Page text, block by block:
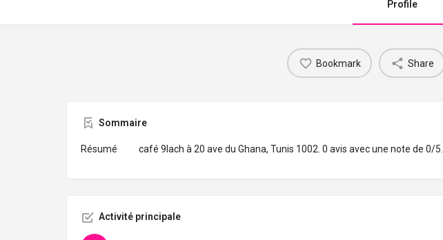
Profile
Bookmark Share
Sommaire
Résumé café 9lach à 20 ave du Ghana, Tunis 1002. 0 avis avec une note de 0/5.
Activité principale